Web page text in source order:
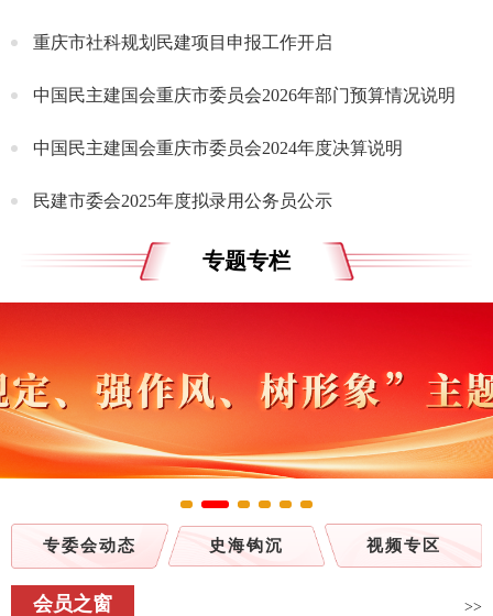
重庆市社科规划民建项目申报工作开启
中国民主建国会重庆市委员会2026年部门预算情况说明
中国民主建国会重庆市委员会2024年度决算说明
民建市委会2025年度拟录用公务员公示
专题专栏
专委会动态 史海钩沉 视频专区
会员之窗 >>